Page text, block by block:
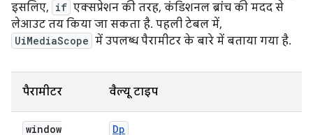
इसलिए, if एक्सप्रेशन की तरह, कंडिशनल ब्रांच की मदद से
लेआउट तय किया जा सकता है. पहली टेबल में,
UiMediaScope में उपलब्ध पैरामीटर के बारे में बताया गया है.
पैरामीटर वैल्यू टाइप
window Dp